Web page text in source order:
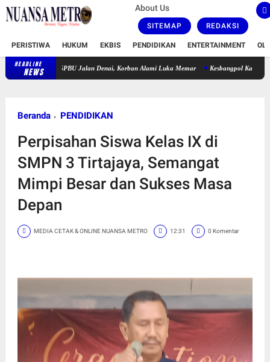
About Us
SITEMAP REDAKSI
PERISTIWA HUKUM EKBIS PENDIDIKAN ENTERTAINMENT
HEADLINE
NEWS
SPBU Jalan Denai, Korban Alami Luka Memar Kesbangpol Karawang Verifikasi
Beranda PENDIDIKAN
Perpisahan Siswa Kelas IX di
SMPN 3 Tirtajaya, Semangat
Mimpi Besar dan Sukses Masa
Depan
MEDIA CETAK & ONLINE NUANSA METRO 12:31 0 Komentar